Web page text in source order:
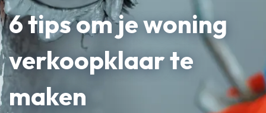
6 tips om je woning
verkoopklaar te
maken
Aankoopmakelaar
Verhuurmakelaar
Taxateur
Bedrijfsonroerendgoed
Erfpachtdeskundige
Gerechtelijke deskundige